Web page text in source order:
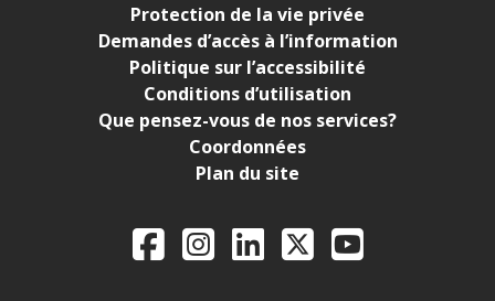
Protection de la vie privée
Demandes d’accès à l’information
Politique sur l’accessibilité
Conditions d’utilisation
Que pensez-vous de nos services?
Coordonnées
Plan du site
Legal Aid Ontario
FacebookInstagram
LinkedIn
X YouTube